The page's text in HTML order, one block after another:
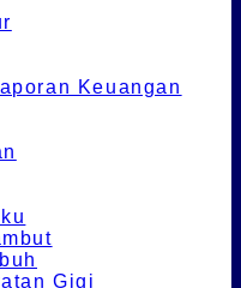
Keuangan
Gigi